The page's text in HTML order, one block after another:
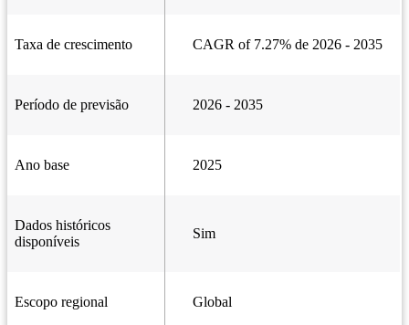
Taxa de crescimento CAGR of 7.27% de 2026 - 2035
Período de previsão 2026 - 2035
Ano base 2025
Dados históricos
disponíveis
Sim
Escopo regional Global